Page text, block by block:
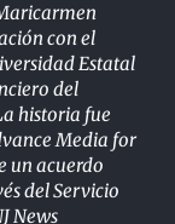
con el
Estatal
del
historia fue
Media for
un acuerdo
del Servicio
News